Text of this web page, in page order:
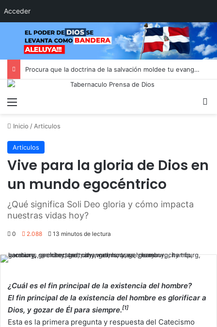
Acceder
Procura que la doctrina de la salvación moldee tu evangelismo
Inicio / Articulos
Articulos
Vive para la gloria de Dios en
un mundo egocéntrico
¿Qué significa Soli Deo gloria y cómo impacta
nuestras vidas hoy?
0 2.088 13 minutos de lectura
¿Cuál es el fin principal de la existencia del hombre?
El fin principal de la existencia del hombre es glorificar a
Dios, y gozar de Él para siempre.[1]
Esta es la primera pregunta y respuesta del Catecismo